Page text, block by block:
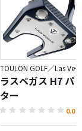
TOULON GOLF／Las Vegas
ラスベガス H7 パ
ター
0.0